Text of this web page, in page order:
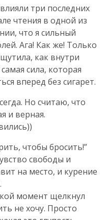
три последних
чтения в одной из
что я сильный
Ага! Как же! Только
как внутри
сила, которая
вперед без сигарет.
Но считаю, что
и верная.
чтобы бросить!”
свободы и
на место, и курение
момент щелкнул
не хочу. Просто